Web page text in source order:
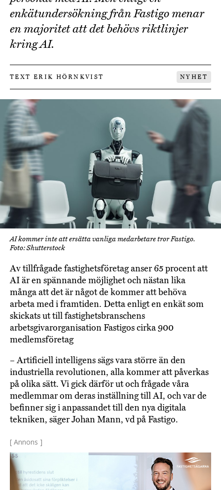
enkätundersökning från Fastigo menar
en majoritet att det behövs riktlinjer
kring AI.
TEXT ERIK HÖRNKVIST NYHET
AI kommer inte att ersätta vanliga medarbetare tror Fastigo.
Foto: Shutterstock
Av tillfrågade fastighetsföretag anser 65 procent att
AI är en spännande möjlighet och nästan lika
många att det är något de kommer att behöva
arbeta med i framtiden. Detta enligt en enkät som
skickats ut till fastighetsbranschens
arbetsgivarorganisation Fastigos cirka 900
medlemsföretag
– Artificiell intelligens sägs vara större än den
industriella revolutionen, alla kommer att påverkas
på olika sätt. Vi gick därför ut och frågade våra
medlemmar om deras inställning till AI, och var de
befinner sig i anpassandet till den nya digitala
tekniken, säger Johan Mann, vd på Fastigo.
[ Annons ]